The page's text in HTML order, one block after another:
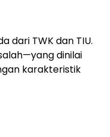
dari TWK dan TIU.
dinilai
karakteristik